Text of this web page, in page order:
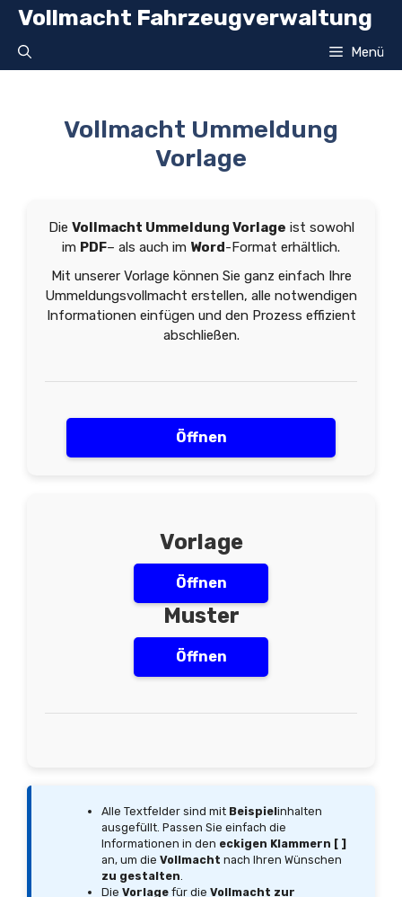
Zum
Inhalt
springen
Vollmacht Fahrzeugverwaltung
Menü
Vollmacht Ummeldung
Vorlage
Die Vollmacht Ummeldung Vorlage ist sowohl
im PDF– als auch im Word-Format erhältlich.
Mit unserer Vorlage können Sie ganz einfach Ihre
Ummeldungsvollmacht erstellen, alle notwendigen
Informationen einfügen und den Prozess effizient
abschließen.
Öffnen
Vorlage
Öffnen
Muster
Öffnen
Alle Textfelder sind mit Beispielinhalten
ausgefüllt. Passen Sie einfach die
Informationen in den eckigen Klammern [ ]
an, um die Vollmacht nach Ihren Wünschen
zu gestalten.
Die Vorlagefür die Vollmacht zur